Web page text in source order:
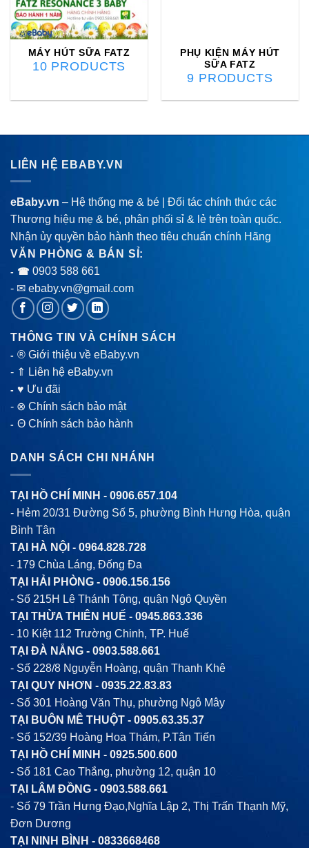
MÁY HÚT SỮA FATZ
10 PRODUCTS
PHỤ KIỆN MÁY HÚT
SỮA FATZ
9 PRODUCTS
LIÊN HỆ EBABY.VN
eBaby.vn – Hệ thống mẹ & bé | Đối tác chính thức các
Thương hiệu mẹ & bé, phân phối sỉ & lẻ trên toàn quốc.
Nhận ủy quyền bảo hành theo tiêu chuẩn chính Hãng
VĂN PHÒNG & BÁN SỈ:
- ☎ 0903 588 661
- ✉ ebaby.vn@gmail.com
THÔNG TIN VÀ CHÍNH SÁCH
-® Giới thiệu về eBaby.vn
- ⇑ Liên hệ eBaby.vn
-♥ Ưu đãi
- ⊗ Chính sách bảo mật
-Θ Chính sách bảo hành
DANH SÁCH CHI NHÁNH
TẠI HỒ CHÍ MINH - 0906.657.104
- Hẻm 20/31 Đường Số 5, phường Bình Hưng Hòa, quận
Bình Tân
TẠI HÀ NỘI - 0964.828.728
- 179 Chùa Láng, Đống Đa
TẠI HẢI PHÒNG - 0906.156.156
- Số 215H Lê Thánh Tông, quận Ngô Quyền
TẠI THỪA THIÊN HUẾ - 0945.863.336
- 10 Kiệt 112 Trường Chinh, TP. Huế
TẠI ĐÀ NẴNG - 0903.588.661
- Số 228/8 Nguyễn Hoàng, quận Thanh Khê
TẠI QUY NHƠN - 0935.22.83.83
- Số 301 Hoàng Văn Thụ, phường Ngô Mây
TẠI BUÔN MÊ THUỘT - 0905.63.35.37
- Số 152/39 Hoàng Hoa Thám, P.Tân Tiến
TẠI HỒ CHÍ MINH - 0925.500.600
- Số 181 Cao Thắng, phường 12, quận 10
TẠI LÂM ĐỒNG - 0903.588.661
- Số 79 Trần Hưng Đạo,Nghĩa Lập 2, Thị Trấn Thạnh Mỹ,
Đơn Dương
TẠI NINH BÌNH - 0833668468